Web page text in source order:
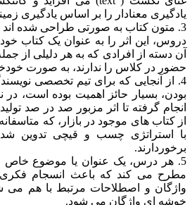
یادگیری معنادار را بر اساس یادگیری
3. متون کتاب به صورتی طراحی شده
دروس، این اثر را به عنوان یک کتاب
آن دسته از افرادی که به هر دلیلی از
حضور در کلاس را ندارند، به صورت
4. از آنجایی که برای تیم تخصصی
بودن، بسیار حائز اهمیت بوده است،
انجام گرفته تا اثر مزبور صد در صد
از کتاب های موجود در بازار، که
با استراتژی چسب و قیچی تدوین شده
برخوردارند.
5. هر درس، یک عنوان یا موضوع خاص
مطرح می کند که باعث انسجام فکری
واژگان و اصطلاحات مرتبط با هم می
خوشه ای واژگان می شود.